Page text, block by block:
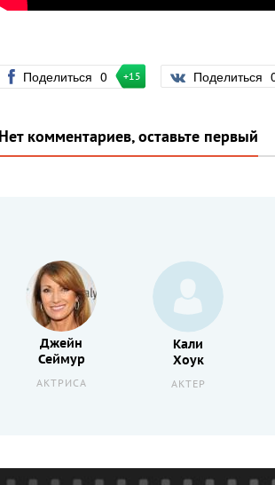
Поделиться 0 +15 Поделиться
Нет комментариев, оставьте первый
Джейн
Сеймур
АКТРИСА
Кали
Хоук
АКТЕР